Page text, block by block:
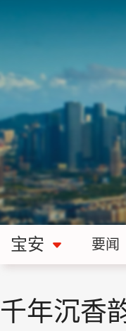
宝安 要闻
千年沉香